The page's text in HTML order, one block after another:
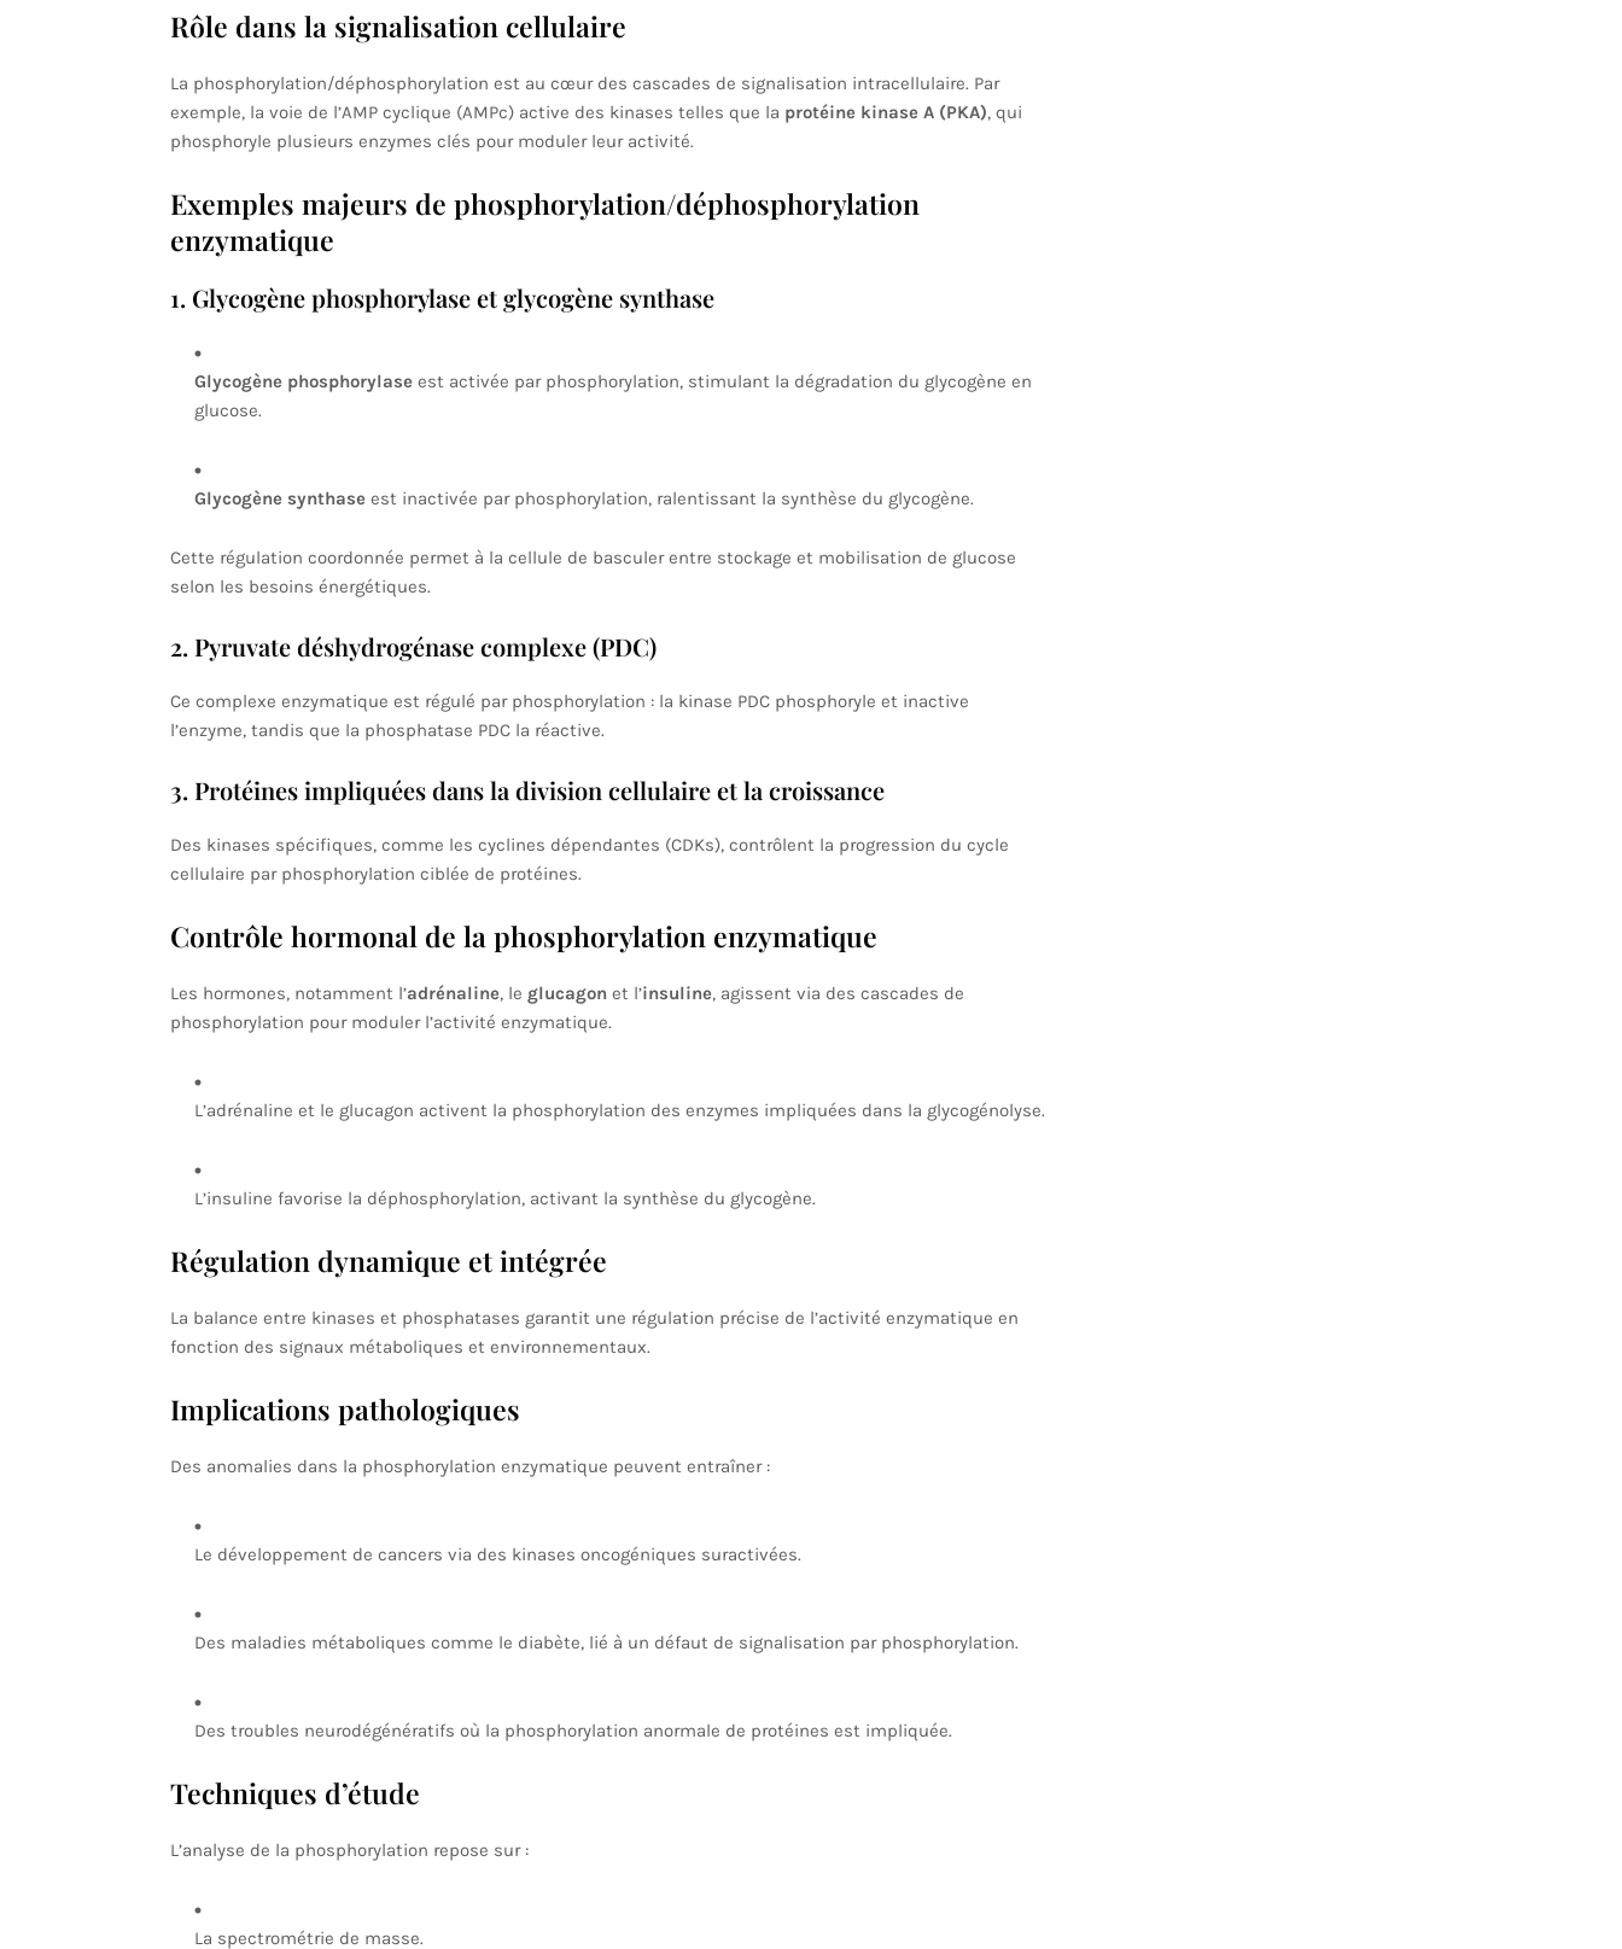
Rôle dans la signalisation cellulaire
La phosphorylation/déphosphorylation est au cœur des cascades de signalisation intracellulaire. Par
exemple, la voie de l’AMP cyclique (AMPc) active des kinases telles que la protéine kinase A (PKA), qui
phosphoryle plusieurs enzymes clés pour moduler leur activité.
Exemples majeurs de phosphorylation/déphosphorylation
enzymatique
1. Glycogène phosphorylase et glycogène synthase
Glycogène phosphorylaseest activée par phosphorylation, stimulant la dégradation du glycogène en
glucose.
Glycogène synthaseest inactivée par phosphorylation, ralentissant la synthèse du glycogène.
Cette régulation coordonnée permet à la cellule de basculer entre stockage et mobilisation de glucose
selon les besoins énergétiques.
2. Pyruvate déshydrogénase complexe (PDC)
Ce complexe enzymatique est régulé par phosphorylation : la kinase PDC phosphoryle et inactive
l’enzyme, tandis que la phosphatase PDC la réactive.
3. Protéines impliquées dans la division cellulaire et la croissance
Des kinases spécifiques, comme les cyclines dépendantes (CDKs), contrôlent la progression du cycle
cellulaire par phosphorylation ciblée de protéines.
Contrôle hormonal de la phosphorylation enzymatique
Les hormones, notamment l’adrénaline, le glucagonet l’insuline, agissent via des cascades de
phosphorylation pour moduler l’activité enzymatique.
L’adrénaline et le glucagon activent la phosphorylation des enzymes impliquées dans la glycogénolyse.
L’insuline favorise la déphosphorylation, activant la synthèse du glycogène.
Régulation dynamique et intégrée
La balance entre kinases et phosphatases garantit une régulation précise de l’activité enzymatique en
fonction des signaux métaboliques et environnementaux.
Implications pathologiques
Des anomalies dans la phosphorylation enzymatique peuvent entraîner :
Le développement de cancers via des kinases oncogéniques suractivées.
Des maladies métaboliques comme le diabète, lié à un défaut de signalisation par phosphorylation.
Des troubles neurodégénératifs où la phosphorylation anormale de protéines est impliquée.
Techniques d’étude
L’analyse de la phosphorylation repose sur :
La spectrométrie de masse.